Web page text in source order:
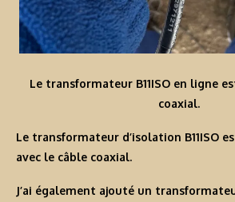
Le transformateur B11ISO en ligne
coaxial.
Le transformateur d’isolation B11ISO
avec le câble coaxial.
J’ai également ajouté un